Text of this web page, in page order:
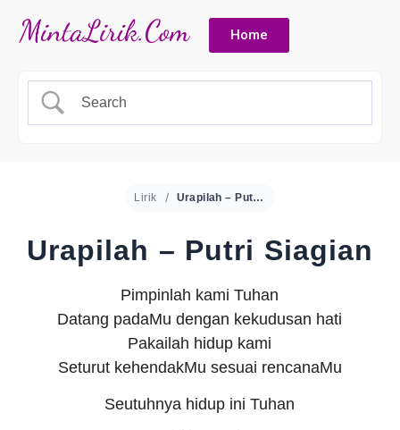
Home
Lirik Urapilah – Putri Siagian
Urapilah – Putri Siagian
Pimpinlah kami Tuhan
Datang padaMu dengan kekudusan hati
Pakailah hidup kami
Seturut kehendakMu sesuai rencanaMu
Seutuhnya hidup ini Tuhan